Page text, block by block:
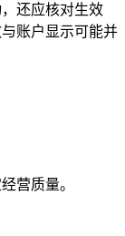
还应核对生效
账户显示可能并
营质量。